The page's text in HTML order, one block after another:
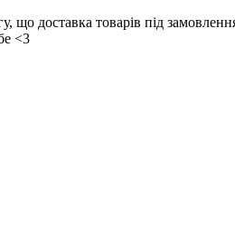
доставка товарів під
<3